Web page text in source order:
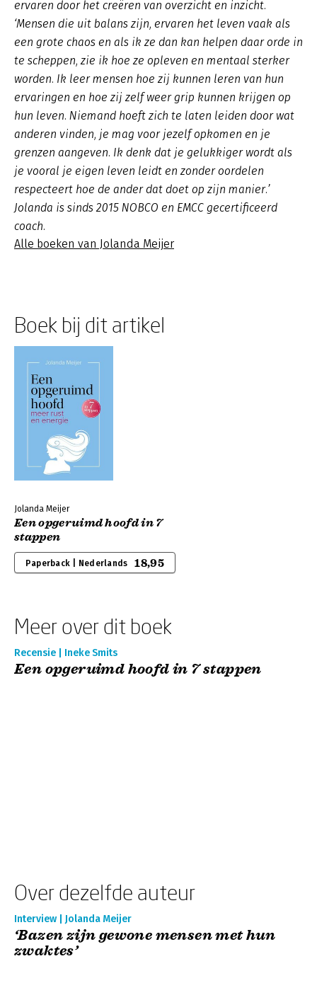
ervaren door het creëren van overzicht en inzicht.
‘Mensen die uit balans zijn, ervaren het leven vaak als
een grote chaos en als ik ze dan kan helpen daar orde in
te scheppen, zie ik hoe ze opleven en mentaal sterker
worden. Ik leer mensen hoe zij kunnen leren van hun
ervaringen en hoe zij zelf weer grip kunnen krijgen op
hun leven. Niemand hoeft zich te laten leiden door wat
anderen vinden, je mag voor jezelf opkomen en je
grenzen aangeven. Ik denk dat je gelukkiger wordt als
je vooral je eigen leven leidt en zonder oordelen
respecteert hoe de ander dat doet op zijn manier.’
Jolanda is sinds 2015 NOBCO en EMCC gecertificeerd
coach.
Alle boeken van Jolanda Meijer
Boek bij dit artikel
Jolanda Meijer
Een opgeruimd hoofd in 7
stappen
Paperback | Nederlands 18,95
Meer over dit boek
Recensie | Ineke Smits
Een opgeruimd hoofd in 7 stappen
Over dezelfde auteur
Interview | Jolanda Meijer
‘Bazen zijn gewone mensen met hun
zwaktes’